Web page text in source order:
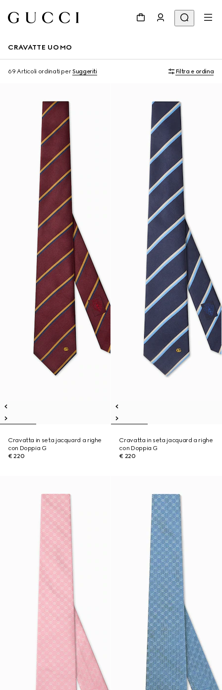
CRAVATTE UOMO
69 Articoli ordinati perSuggeriti Filtra e ordina
Cravatta in seta jacquard a righe
con Doppia G
€ 220
Cravatta in seta jacquard a righe
con Doppia G
€ 220